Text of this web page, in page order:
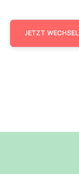
JETZT